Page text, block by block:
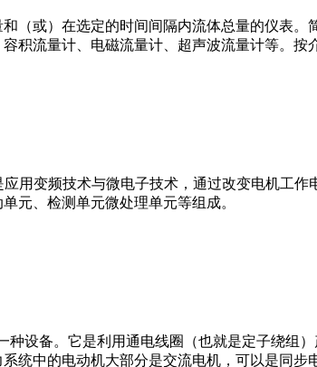
（或）在选定的时间间隔内流体总量的仪表
积流量计、电磁流量计、超声波流量计等。按
应用变频技术与微电子技术，通过改变电机
元、检测单元微处理单元等组成。
种设备。它是利用通电线圈（也就是定子绕
统中的电动机大部分是交流电机，可以是同